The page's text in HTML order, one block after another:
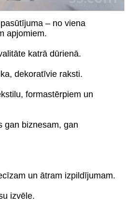
– no viena
apjomiem.
katrā dūrienā.
dekoratīvie raksti.
formastērpiem un
gan biznesam, gan
un ātram izpildījumam.
izvēle.